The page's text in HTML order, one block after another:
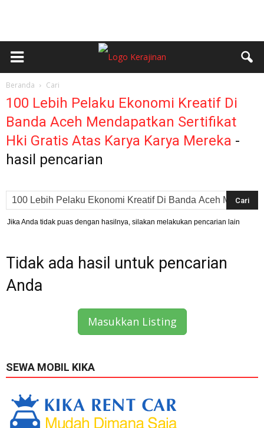
Beranda Cari
100 Lebih Pelaku Ekonomi Kreatif Di
Banda Aceh Mendapatkan Sertifikat
Hki Gratis Atas Karya Karya Mereka -
hasil pencarian
Jika Anda tidak puas dengan hasilnya, silakan melakukan pencarian lain
Tidak ada hasil untuk pencarian
Anda
Masukkan Listing
SEWA MOBIL KIKA